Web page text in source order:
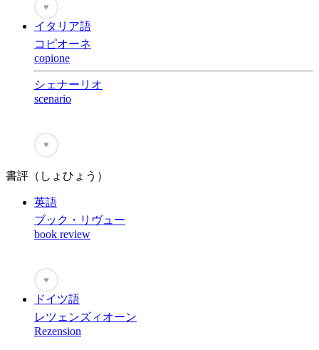
♥
イタリア語
コピオーネ
copione
シェナーリオ
scenario
♥
書評（しょひょう）
英語
ブック・リヴュー
book review
♥
ドイツ語
レツェンズィオーン
Rezension